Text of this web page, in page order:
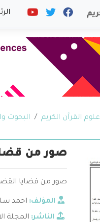
علوم القرآن الكريم البحوث
صور من
صور من قضايا
المؤلف: احمد
الناشر: المجلة